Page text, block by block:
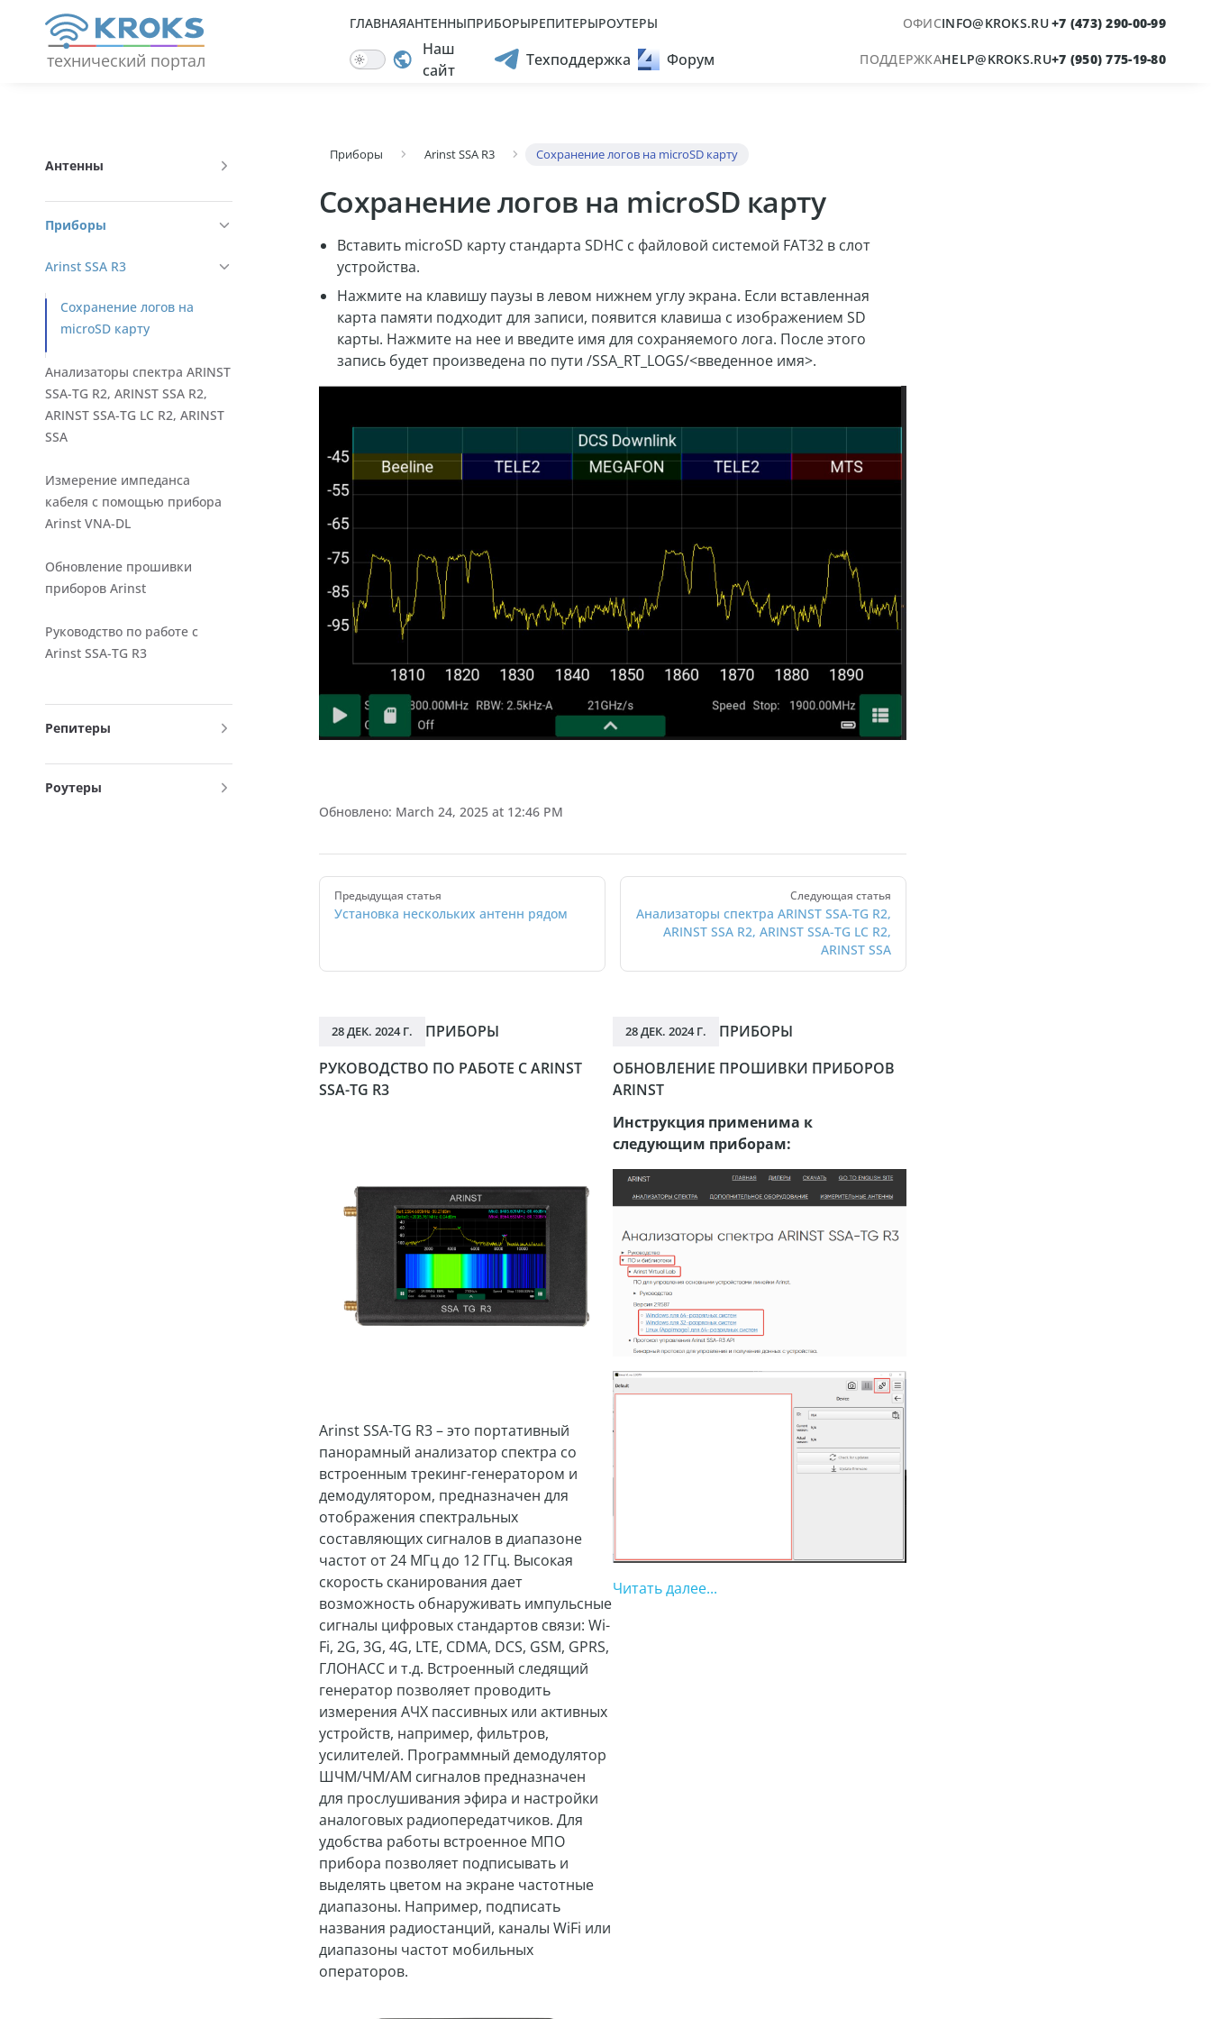
Skip to content ГЛАВНАЯАНТЕННЫПРИБОРЫРЕПИТЕРЫ +K
технический портал
ГЛАВНАЯАНТЕННЫПРИБОРЫРЕПИТЕРЫРОУТЕРЫ
Наш
сайт
Техподдержка Форум
ОФИС
ПОДДЕРЖКА
INFO@KROKS.RU
HELP@KROKS.RU
+7 (473) 290-00-99
+7 (950) 775-19-80
ГЛАВНАЯ
ПРИБОРЫ
РЕПИТЕРЫ
РОУТЕРЫ
Наш
сайт
Техподдержка
Антенны
Приборы
Arinst SSA R3
Сохранение логов на
microSD карту
Анализаторы спектра ARINST
SSA-TG R2, ARINST SSA R2,
ARINST SSA-TG LC R2, ARINST
SSA
Измерение импеданса
кабеля с помощью прибора
Arinst VNA-DL
Обновление прошивки
приборов Arinst
Руководство по работе с
Arinst SSA-TG R3
Репитеры
Роутеры
Приборы Arinst SSA R3 Сохранение логов на microSD карту
Сохранение логов на microSD карту
Вставить microSD карту стандарта SDHC с файловой системой FAT32 в слот
устройства.
Нажмите на клавишу паузы в левом нижнем углу экрана. Если вставленная
карта памяти подходит для записи, появится клавиша с изображением SD
карты. Нажмите на нее и введите имя для сохраняемого лога. После этого
запись будет произведена по пути /SSA_RT_LOGS/<введенное имя>.
Обновлено: March 24, 2025 at 12:46 PM
PagerПредыдущая статья
Установка нескольких антенн рядом
Следующая статья
Анализаторы спектра ARINST SSA-TG R2,
ARINST SSA R2, ARINST SSA-TG LC R2,
ARINST SSA
28 ДЕК. 2024 Г.
ПРИБОРЫ
РУКОВОДСТВО ПО РАБОТЕ С ARINST
SSA-TG R3
Arinst SSA-TG R3 – это портативный
панорамный анализатор спектра со
встроенным трекинг-генератором и
демодулятором, предназначен для
отображения спектральных
составляющих сигналов в диапазоне
частот от 24 МГц до 12 ГГц. Высокая
скорость сканирования дает
возможность обнаруживать импульсные
сигналы цифровых стандартов связи: Wi-
Fi, 2G, 3G, 4G, LTE, CDMA, DCS, GSM, GPRS,
ГЛОНАСС и т.д. Встроенный следящий
генератор позволяет проводить
измерения АЧХ пассивных или активных
устройств, например, фильтров,
усилителей. Программный демодулятор
ШЧМ/ЧМ/АМ сигналов предназначен
для прослушивания эфира и настройки
аналоговых радиопередатчиков. Для
удобства работы встроенное МПО
прибора позволяет подписывать и
выделять цветом на экране частотные
диапазоны. Например, подписать
названия радиостанций, каналы WiFi или
диапазоны частот мобильных
операторов.
28 ДЕК. 2024 Г.
ПРИБОРЫ
ОБНОВЛЕНИЕ ПРОШИВКИ ПРИБОРОВ
ARINST
Инструкция применима к
следующим приборам:
Читать далее...